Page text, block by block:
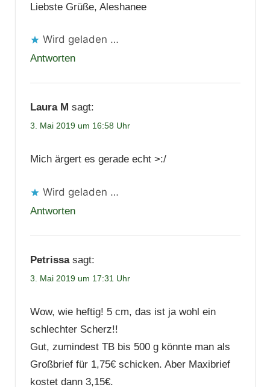
Liebste Grüße, Aleshanee
Wird geladen …
Antworten
Laura M sagt:
3. Mai 2019 um 16:58 Uhr
Mich ärgert es gerade echt >:/
Wird geladen …
Antworten
Petrissa sagt:
3. Mai 2019 um 17:31 Uhr
Wow, wie heftig! 5 cm, das ist ja wohl ein
schlechter Scherz!!
Gut, zumindest TB bis 500 g könnte man als
Großbrief für 1,75€ schicken. Aber Maxibrief
kostet dann 3,15€.